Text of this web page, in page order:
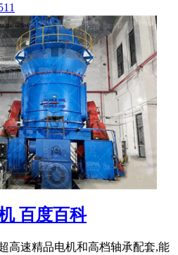
百度百科
高速精品电机和高档轴承配套,能